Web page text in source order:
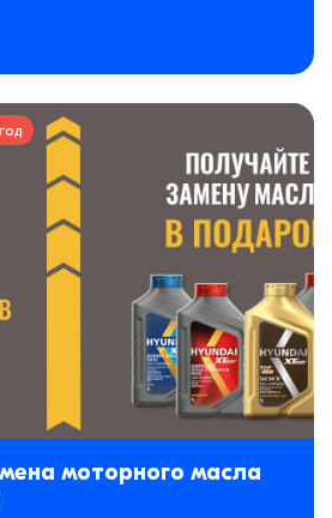
моторного масла